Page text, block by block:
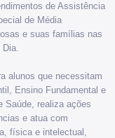
de Assistência
de Média
e suas famílias nas
Dia.
alunos que necessitam
Ensino Fundamental e
Saúde, realiza ações
e atua com
física e intelectual,